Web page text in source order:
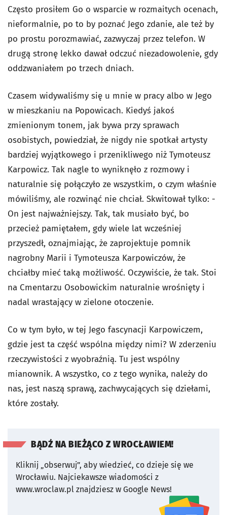
Często prosiłem Go o wsparcie w rozmaitych ocenach,
nieformalnie, po to by poznać Jego zdanie, ale też by
po prostu porozmawiać, zazwyczaj przez telefon. W
drugą stronę lekko dawał odczuć niezadowolenie, gdy
oddzwaniałem po trzech dniach.
Czasem widywaliśmy się u mnie w pracy albo w Jego
w mieszkaniu na Popowicach. Kiedyś jakoś
zmienionym tonem, jak bywa przy sprawach
osobistych, powiedział, że nigdy nie spotkał artysty
bardziej wyjątkowego i przenikliwego niż Tymoteusz
Karpowicz. Tak nagle to wyniknęło z rozmowy i
naturalnie się połączyło ze wszystkim, o czym właśnie
mówiliśmy, ale rozwinąć nie chciał. Skwitował tylko: -
On jest najważniejszy. Tak, tak musiało być, bo
przecież pamiętałem, gdy wiele lat wcześniej
przyszedł, oznajmiając, że zaprojektuje pomnik
nagrobny Marii i Tymoteusza Karpowiczów, że
chciałby mieć taką możliwość. Oczywiście, że tak. Stoi
na Cmentarzu Osobowickim naturalnie wrośnięty i
nadal wrastający w zielone otoczenie.
Co w tym było, w tej Jego fascynacji Karpowiczem,
gdzie jest ta część wspólna między nimi? W zderzeniu
rzeczywistości z wyobraźnią. Tu jest wspólny
mianownik. A wszystko, co z tego wynika, należy do
nas, jest naszą sprawą, zachwycających się dziełami,
które zostały.
BĄDŹ NA BIEŻĄCO Z WROCŁAWIEM!
Kliknij „obserwuj”, aby wiedzieć, co dzieje się we
Wrocławiu. Najciekawsze wiadomości z
www.wroclaw.pl znajdziesz w Google News!